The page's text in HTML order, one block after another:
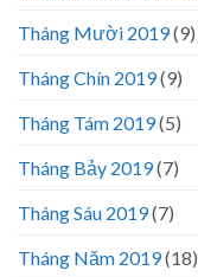
Tháng Mười 2019(9)
Tháng Chín 2019(9)
Tháng Tám 2019(5)
Tháng Bảy 2019(7)
Tháng Sáu 2019(7)
Tháng Năm 2019(18)